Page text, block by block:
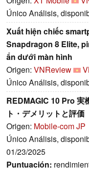
Único Análisis,
Xuất hiện chiếc
Snapdragon 8 Elite,
ẩn dưới màn hình
Origen: VNReview
Único Análisis,
REDMAGIC 10 Pro 実
ト・デメリットと評価
Origen: Mobile-com JP
Único Análisis,
01/23/2025
Puntuación: